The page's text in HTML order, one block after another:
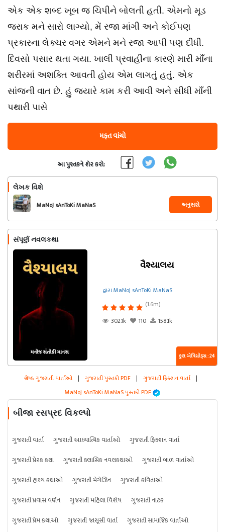
એક એક શબ્દ ખૂબ જ ચિપીને બોલતી હતી. એમનો મૂડ
જરાક મને સારો લાગ્યો, મેં રજા માંગી અને કોઈપણ
પ્રકારના લેક્ચર વગર એમને મને રજા આપી પણ દીધી.
દિવસો પસાર થતા ગયા. ખાલી પ્રવાહીના કારણે મારી માઁના
શરીરમાં અશક્તિ આવતી હોય એમ લાગતું હતું. એક
સાંજની વાત છે. હું જ્યારે કામ કરી આવી અને સીધી માઁની
પથારી પાસે
મફત વાંચો
આ પુસ્તકને શેર કરો:
લેખક વિશે
MaNoJ sAnToKi MaNaS અનુસરો
સંપૂર્ણ નવલકથા
વૈશ્યાલય
દ્વારા MaNoJ sAnToKi MaNaS
(1.6m)
302.1k
110 158.1k
કુલ એપિસોડ્સ : 24
શ્રેષ્ઠ ગુજરાતી વાર્તાઓ | ગુજરાતી પુસ્તકો PDF | ગુજરાતી ફિક્શન વાર્તા |
MaNoJ sAnToKi MaNaS પુસ્તકો PDF
બીજા રસપ્રદ વિકલ્પો
ગુજરાતી વાર્તા ગુજરાતી આધ્યાત્મિક વાર્તાઓ
ગુજરાતી ફિક્શન વાર્તા
ગુજરાતી પ્રેરક કથા
ગુજરાતી ક્લાસિક નવલકથાઓ
ગુજરાતી બાળ વાર્તાઓ
ગુજરાતી હાસ્ય કથાઓ
ગુજરાતી મેગેઝિન
ગુજરાતી કવિતાઓ
ગુજરાતી પ્રવાસ વર્ણન
ગુજરાતી મહિલા વિશેષ
ગુજરાતી નાટક
ગુજરાતી પ્રેમ કથાઓ
ગુજરાતી જાસૂસી વાર્તા ગુજરાતી સામાજિક વાર્તાઓ